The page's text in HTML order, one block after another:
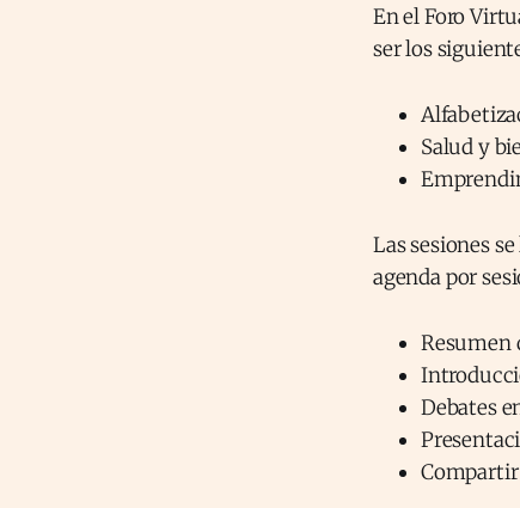
En el Foro
ser los
Salud y
Las sesiones
agenda por
Resumen
Debates
Compartir